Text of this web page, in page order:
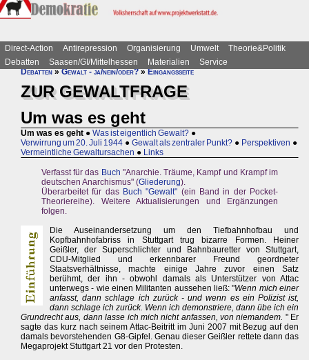
Direct-Action Antirepression Organisierung Umwelt
Theorie&Politik
Debatten
Saasen/GI/Mittelhessen Materialien
Service
Debatten»Gewalt - ja/nein/oder?»Eingangsseite
ZUR GEWALTFRAGE
Um was es geht
Um was es geht ● Was ist eigentlich Gewalt? ●
Verwirrung um 20. Juli 1944 ● Gewalt als zentraler Punkt? ● Perspektiven ●
Vermeintliche Gewaltursachen ● Links
Verfasst für das Buch "Anarchie. Träume, Kampf und Krampf im
deutschen Anarchismus" (Gliederung).
Überarbeitet für das Buch "Gewalt" (ein Band in der Pocket-
Theoriereihe). Weitere Aktualisierungen und Ergänzungen
folgen.
Die Auseinandersetzung um den Tiefbahnhofbau und
Kopfbahnhofabriss in Stuttgart trug bizarre Formen. Heiner
Geißler, der Superschlichter und Bahnbauretter von Stuttgart,
CDU-Mitglied und erkennbarer Freund geordneter
Staatsverhältnisse, machte einige Jahre zuvor einen Satz
berühmt, der ihn - obwohl damals als Unterstützer von Attac
unterwegs - wie einen Militanten aussehen ließ: "Wenn mich einer
anfasst, dann schlage ich zurück - und wenn es ein Polizist ist,
dann schlage ich zurück. Wenn ich demonstriere, dann übe ich ein
Grundrecht aus, dann lasse ich mich nicht anfassen, von niemandem. " Er
sagte das kurz nach seinem Attac-Beitritt im Juni 2007 mit Bezug auf den
damals bevorstehenden G8-Gipfel. Genau dieser Geißler rettete dann das
Megaprojekt Stuttgart 21 vor den Protesten.